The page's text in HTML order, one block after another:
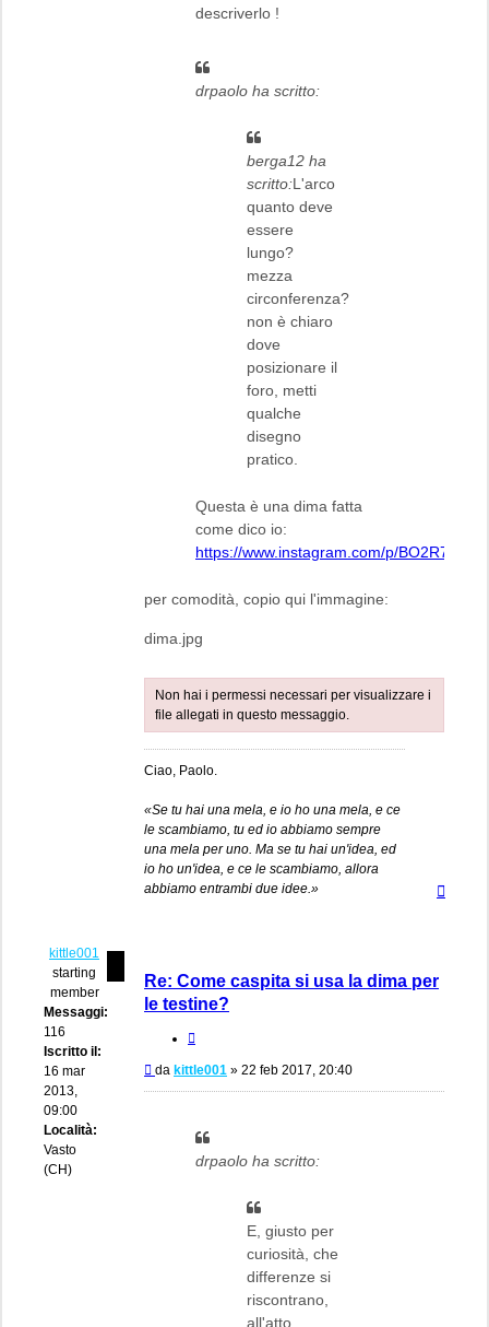
descriverlo !
drpaolo ha scritto:
berga12 ha
scritto:L'arco
quanto deve
essere
lungo?
mezza
circonferenza?
non è chiaro
dove
posizionare il
foro, metti
qualche
disegno
pratico.
Questa è una dima fatta
come dico io:
https://www.instagram.com/p/
per comodità, copio qui l'immagine:
dima.jpg
Non hai i permessi necessari per visualizzare i
file allegati in questo messaggio.
Ciao, Paolo.
«Se tu hai una mela, e io ho una mela, e ce
le scambiamo, tu ed io abbiamo sempre
una mela per uno. Ma se tu hai un'idea, ed
io ho un'idea, e ce le scambiamo, allora
abbiamo entrambi due idee.»
kittle001
starting
member
Messaggi:
116
Iscritto il:
16 mar
2013,
09:00
Località:
Vasto
(CH)
Re: Come caspita si usa la dima per
le testine?
Messaggio
da kittle001 » 22 feb 2017, 20:40
drpaolo ha scritto:
E, giusto per
curiosità, che
differenze si
riscontrano,
all'atto